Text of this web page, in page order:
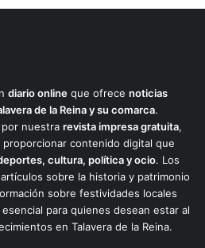
diario online que ofrece noticias
de la Reina y su comarca.
nuestra revista impresa gratuita,
contenido digital que
cultura, política y ocio. Los
sobre la historia y patrimonio
sobre festividades locales
para quienes desean estar al
en Talavera de la Reina.